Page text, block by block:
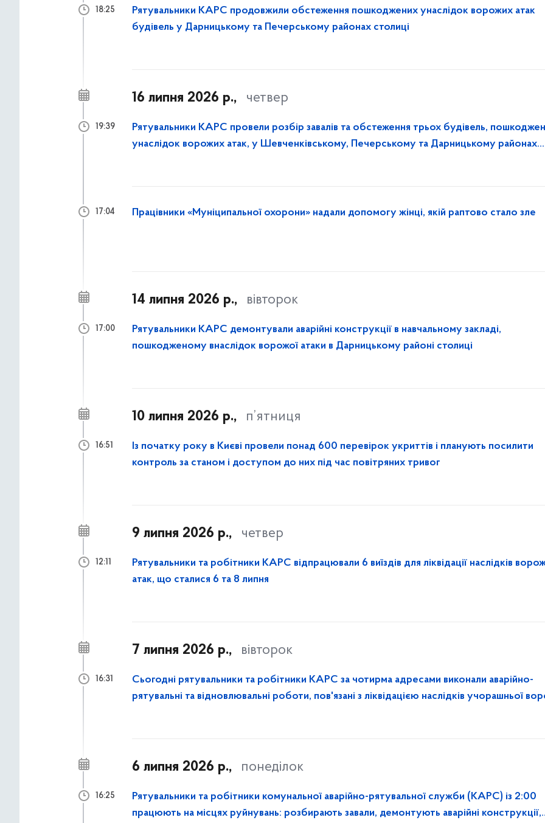
Рятувальники КАРС продовжили обстеження пошкоджених унаслідок ворожих атак
будівель у Дарницькому та Печерському районах столиці
18:25
16 липня 2026 р., четвер
Рятувальники КАРС провели розбір завалів та обстеження трьох будівель,
унаслідок ворожих атак, у Шевченківському, Печерському та Дарницькому районах
19:39
Працівники «Муніципальної охорони» надали допомогу жінці, якій раптово стало зле
17:04
14 липня 2026 р., вівторок
Рятувальники КАРС демонтували аварійні конструкції в навчальному закладі,
пошкодженому внаслідок ворожої атаки в Дарницькому районі столиці
17:00
10 липня 2026 р., п’ятниця
Із початку року в Києві провели понад 600 перевірок укриттів і планують посилити
контроль за станом і доступом до них під час повітряних тривог
16:51
9 липня 2026 р., четвер
Рятувальники та робітники КАРС відпрацювали 6 виїздів для ліквідації наслідків
атак, що сталися 6 та 8 липня
12:11
7 липня 2026 р., вівторок
Сьогодні рятувальники та робітники КАРС за чотирма адресами виконали аварійно-
рятувальні та відновлювальні роботи, пов'язані з ліквідацією наслідків учорашньої
16:31
6 липня 2026 р., понеділок
Рятувальники та робітники комунальної аварійно-рятувальної служби (КАРС) із 2:00
працюють на місцях руйнувань: розбирають завали, демонтують аварійні конструкції,
16:25